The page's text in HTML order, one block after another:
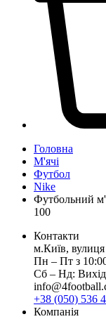
Головна
М'ячі
Футбол
Nike
Футбольний
100
Контакти
м.Київ,
Пн ‒ Пт з
Сб ‒ Нд:
+38 (050) 536
Компанія